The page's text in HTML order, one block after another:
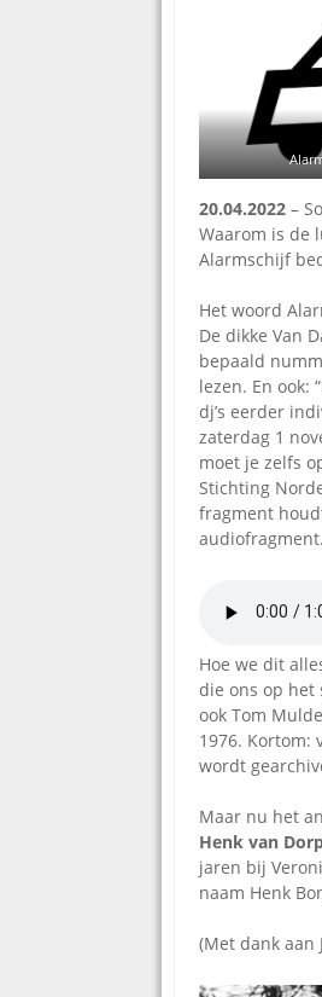
20.04.2022 –
Waarom is de
Alarmschijf
Het woord
De dikke Van
bepaald
lezen. En ook:
dj’s eerder
zaterdag 1
moet je zelfs
Stichting
fragment
audiofragment.
Hoe we dit
die ons op het
ook Tom
1976. Kortom:
wordt
Maar nu het
Henk van
jaren bij
naam Henk
(Met dank aan